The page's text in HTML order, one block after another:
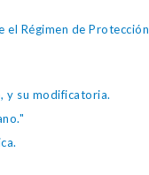
Régimen de
y su modificatoria.